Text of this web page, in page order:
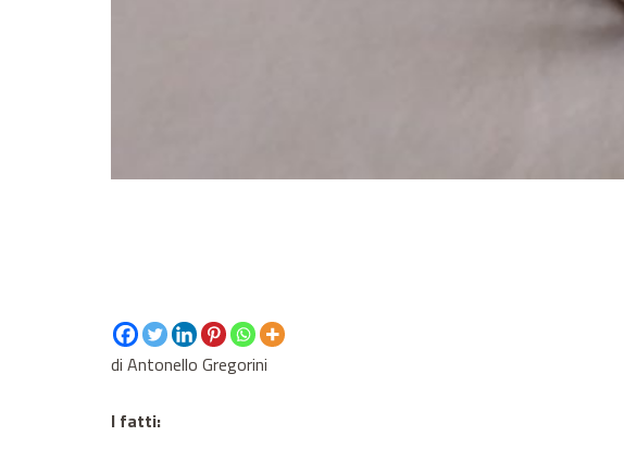
di Antonello Gregorini
I fatti: